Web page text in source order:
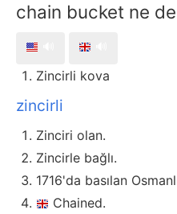
chain bucket ne
Zincirli kova
zincirli
Zinciri olan.
Zincirle bağlı.
1716'da basılan
Chained.